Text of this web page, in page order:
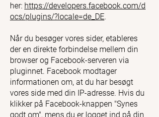
her: https://developers.facebook.com/d
ocs/plugins/?locale=de_DE.
Når du besøger vores sider, etableres
der en direkte forbindelse mellem din
browser og Facebook-serveren via
pluginnet. Facebook modtager
informationen om, at du har besøgt
vores side med din IP-adresse. Hvis du
klikker på Facebook-knappen "Synes
godt om", mens du er logget ind på din